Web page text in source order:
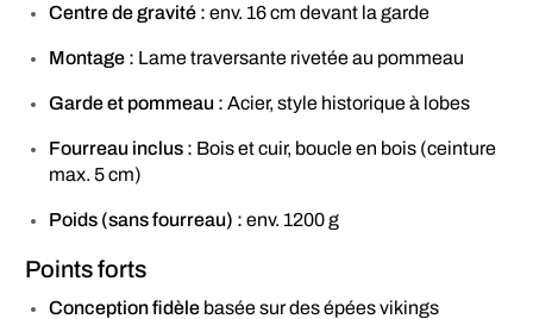
Centre de gravité : env. 16 cm devant la garde
Montage : Lame traversante rivetée au pommeau
Garde et pommeau : Acier, style historique à lobes
Fourreau inclus : Bois et cuir, boucle en bois (ceinture
max. 5 cm)
Poids (sans fourreau) : env. 1200 g
Points forts
Conception fidèle basée sur des épées vikings